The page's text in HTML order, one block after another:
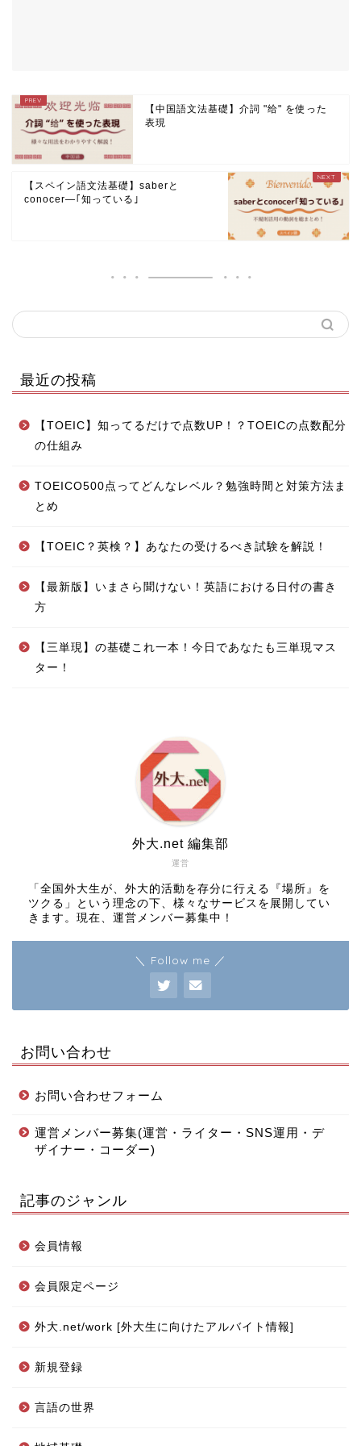
【中国語文法基礎】介詞 "给" を使った
表現
【スペイン語文法基礎】saberと
conocer―｢知っている｣
最近の投稿
【TOEIC】知ってるだけで点数UP！？TOEICの点数配分
の仕組み
TOEICO500点ってどんなレベル？勉強時間と対策方法ま
とめ
【TOEIC？英検？】あなたの受けるべき試験を解説！
【最新版】いまさら聞けない！英語における日付の書き
方
【三単現】の基礎これ一本！今日であなたも三単現マス
ター！
運営
外大.net 編集部
「全国外大生が、外大的活動を存分に行える『場所』を
ツクる」という理念の下、様々なサービスを展開してい
きます。現在、運営メンバー募集中！
＼ Follow me ／
お問い合わせ
お問い合わせフォーム
運営メンバー募集(運営・ライター・SNS運用・デ
ザイナー・コーダー)
記事のジャンル
会員情報
会員限定ページ
外大.net/work [外大生に向けたアルバイト情報]
新規登録
言語の世界